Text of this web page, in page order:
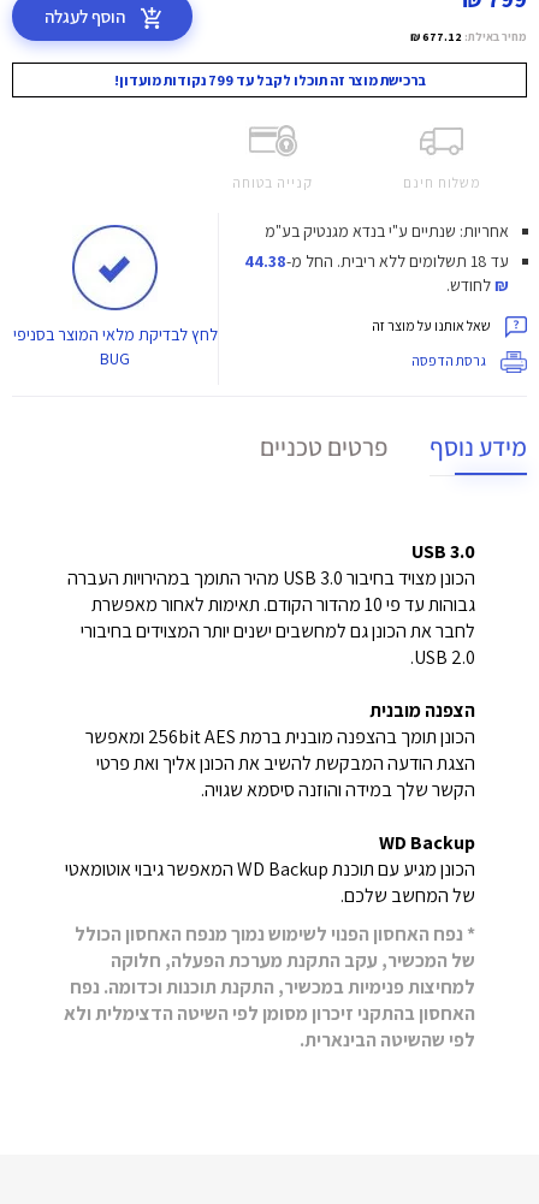
מחיר באילת: 677.12 ₪
הוסף לעגלה
ברכישת מוצר זה תוכלו לקבל עד 799 נקודות מועדון!
משלוח חינם קנייה בטוחה
אחריות: שנתיים ע"י בנדא מגנטיק בע"מ
עד 18 תשלומים ללא ריבית.
החל מ-44.38
₪לחודש.
שאל אותנו על מוצר זה
גרסת הדפסה
לחץלבדיקת מלאי המוצר בסניפי
BUG
מידע נוסף פרטים טכניים
USB 3.0
הכונן מצויד בחיבור USB 3.0 מהיר התומך במהירויות העברה
גבוהות עד פי 10 מהדור הקודם. תאימות לאחור מאפשרת
לחבר את הכונן גם למחשבים ישנים יותר המצוידים בחיבורי
USB 2.0.
הצפנה מובנית
הכונן תומך בהצפנה מובנית ברמת 256bit AES ומאפשר
הצגת הודעה המבקשת להשיב את הכונן אליך ואת פרטי
הקשר שלך במידה והוזנה סיסמא שגויה.
WD Backup
הכונן מגיע עם תוכנת WD Backup המאפשר גיבוי אוטומאטי
של המחשב שלכם.
* נפח האחסון הפנוי לשימוש נמוך מנפח האחסון הכולל
של המכשיר, עקב התקנת מערכת הפעלה, חלוקה
למחיצות פנימיות במכשיר, התקנת תוכנות וכדומה. נפח
האחסון בהתקני זיכרון מסומן לפי השיטה הדצימלית ולא
לפי שהשיטה הבינארית.